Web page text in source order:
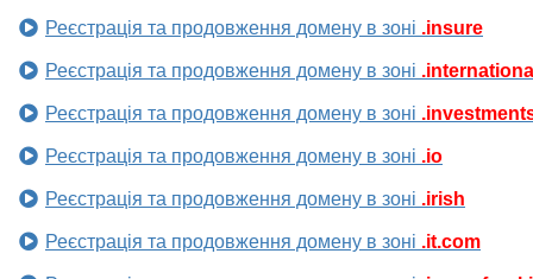
Реєстрація та продовження домену в зоні .insure
Реєстрація та продовження домену в зоні
Реєстрація та продовження домену в зоні
Реєстрація та продовження домену в зоні .io
Реєстрація та продовження домену в зоні .irish
Реєстрація та продовження домену в зоні .it.com